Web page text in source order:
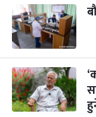
२२
आइत
कुकुर तिहार
कार्तिक २२,
२३
सोम
गाई पूजा
कार्तिक २३,
२४
मंगल
गोरुपुजा
कार्तिक २४,